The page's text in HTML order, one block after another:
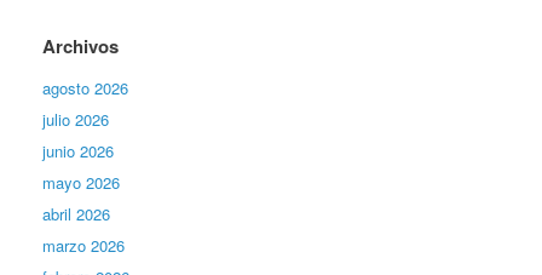
Archivos
agosto 2026
julio 2026
junio 2026
mayo 2026
abril 2026
marzo 2026